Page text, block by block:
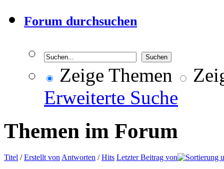
Forum durchsuchen
Zeige Themen
Erweiterte Suche
Themen im Forum
Titel /Erstellt von Antworten /Hits Letzter Beitrag von